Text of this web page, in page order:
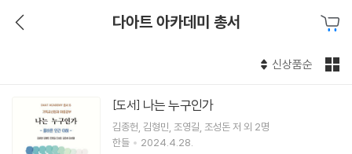
다아트 아카데미 총서
신상품순
[도서] 나는 누구인가
김종헌 김형민 조영길 조성돈저 외 2명
한들
2024.4.28.